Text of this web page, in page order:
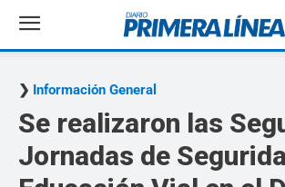
Información General
Se realizaron las
Jornadas de